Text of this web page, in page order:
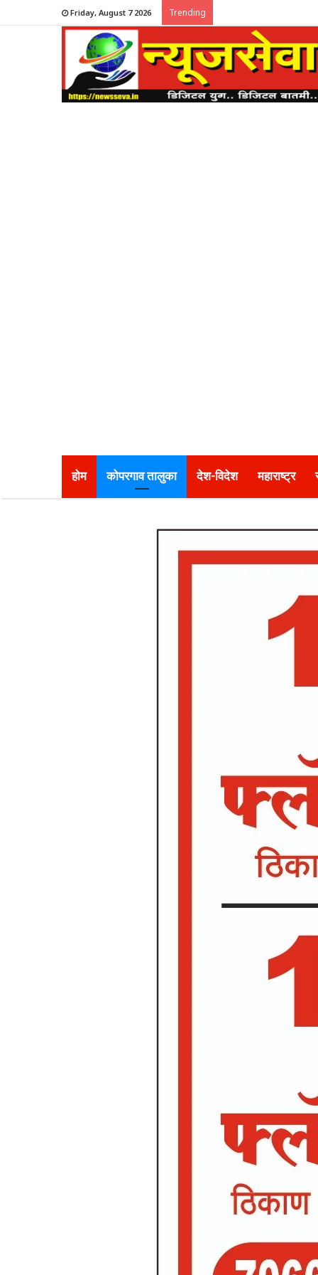
Friday, August 7 2026 Trending
होम कोपरगाव तालुका देश-विदेश महाराष्ट्र